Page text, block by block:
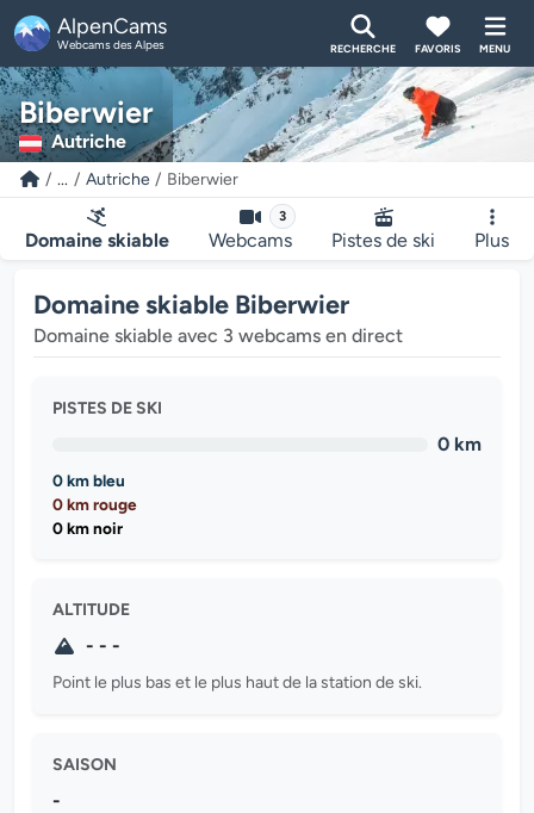
AlpenCams
Webcams des Alpes RECHERCHE FAVORIS MENU
Biberwier
Autriche
... Autriche Biberwier
Domaine skiable
3
Webcams Pistes de ski Plus
Domaine skiable Biberwier
Domaine skiable avec 3 webcams en direct
PISTES DE SKI
0 km
0 km bleu
0 km rouge
0 km noir
ALTITUDE
- - -
Point le plus bas et le plus haut de la station de ski.
SAISON
-